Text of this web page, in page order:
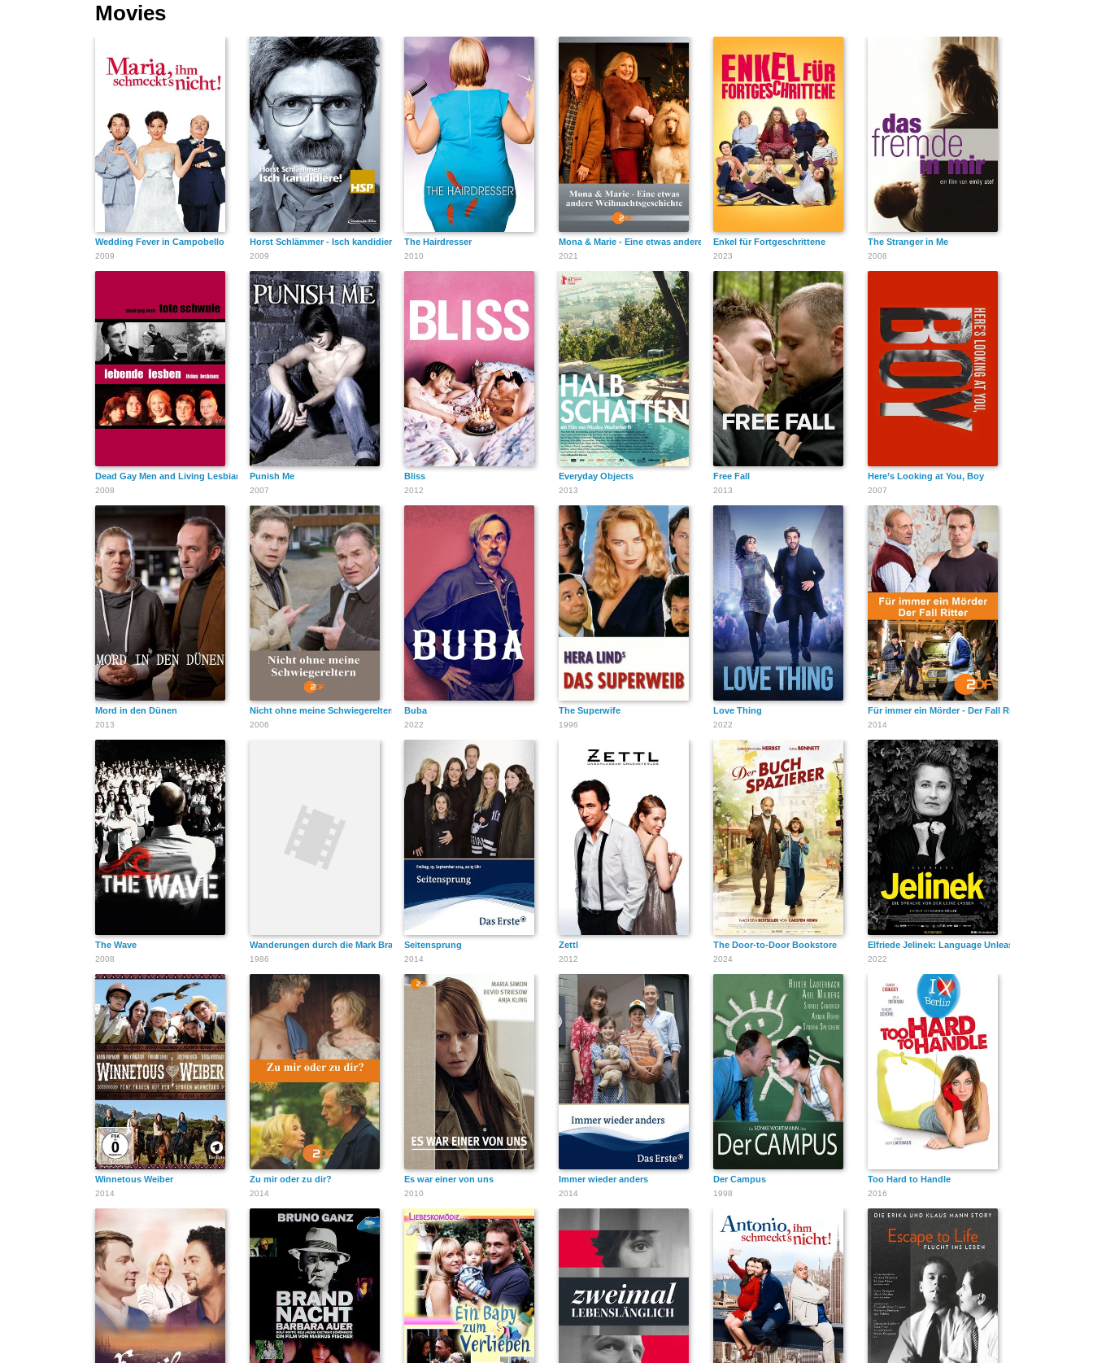
Movies
Wedding Fever in Campobello
2009
Horst Schlämmer - Isch kandidiere!
2009
The Hairdresser
2010
Mona & Marie - Eine etwas andere Weihnachtsgeschichte
2021
Enkel für Fortgeschrittene
2023
The Stranger in Me
2008
Dead Gay Men and Living Lesbians
2008
Punish Me
2007
Bliss
2012
Everyday Objects
2013
Free Fall
2013
Here’s Looking at You, Boy
2007
Mord in den Dünen
2013
Nicht ohne meine Schwiegereltern
2006
Buba
2022
The Superwife
1996
Love Thing
2022
Für immer ein Mörder - Der Fall Ritter
2014
The Wave
2008
Wanderungen durch die Mark Brandenburg
1986
Seitensprung
2014
Zettl
2012
The Door-to-Door Bookstore
2024
Elfriede Jelinek: Language Unleashed
2022
Winnetous Weiber
2014
Zu mir oder zu dir?
2014
Es war einer von uns
2010
Immer wieder anders
2014
Der Campus
1998
Too Hard to Handle
2016